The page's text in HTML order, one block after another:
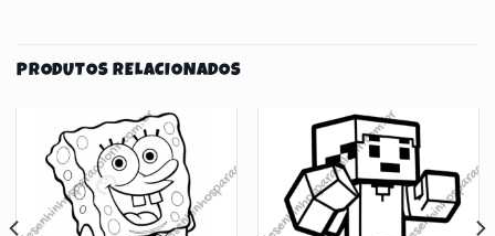
PRODUTOS RELACIONADOS